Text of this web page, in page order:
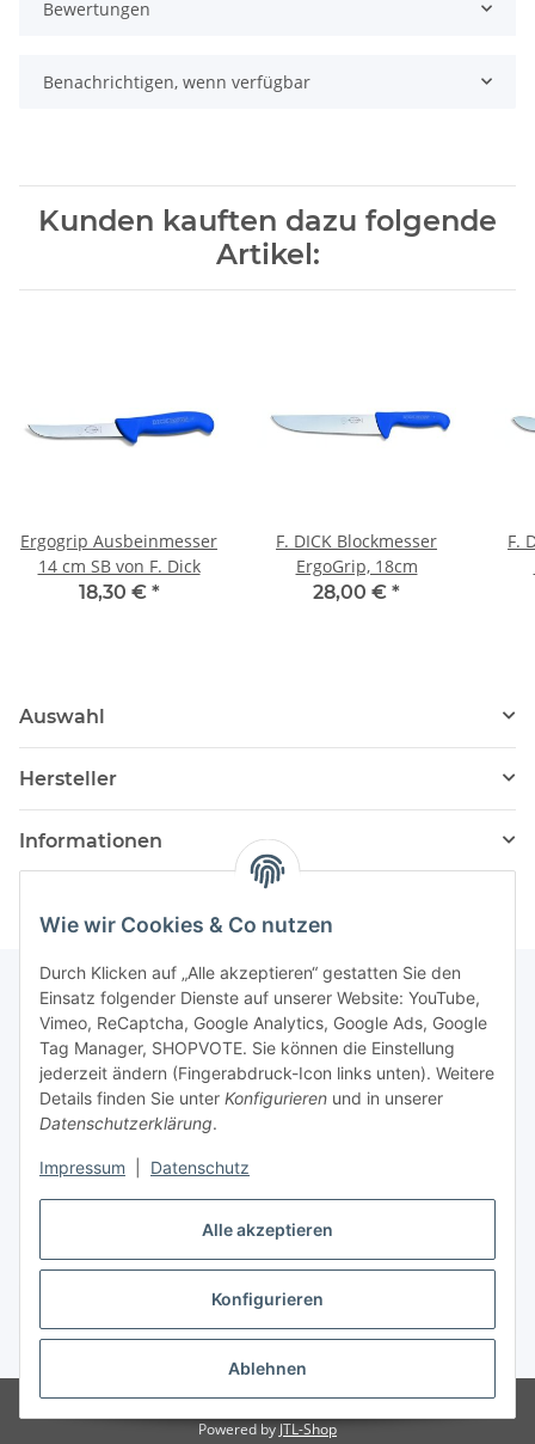
Alle akzeptieren
Konfigurieren
Ablehnen
Wie wir Cookies & Co nutzen
Durch Klicken auf „Alle akzeptieren“ gestatten Sie den
Einsatz folgender Dienste auf unserer Website: YouTube,
Vimeo, ReCaptcha, Google Analytics, Google Ads, Google
Tag Manager, SHOPVOTE. Sie können die Einstellung
jederzeit ändern (Fingerabdruck-Icon links unten). Weitere
Details finden Sie unter Konfigurieren und in unserer
Datenschutzerklärung.
Impressum Datenschutz
Bewertungen
Benachrichtigen, wenn verfügbar
Kunden kauften dazu folgende
Artikel:
Ergogrip Ausbeinmesser
14 cm SB von F. Dick
18,30 € *
F. DICK Blockmesser
ErgoGrip, 18cm
28,00 € *
F.
Auswahl
Hersteller
Informationen
Newsletter Abonnieren
Bitte senden Sie mir entsprechend Ihrer
Datenschutzerklärung regelmäßig und jederzeit widerruflich
Informationen zu Ihrem Produktsortiment per E-Mail zu.
Abonnieren
Newsletter Abonnieren
Vertrag widerrufen
* Alle Preise inkl. gesetzlicher USt., zzgl.
Powered by JTL-Shop